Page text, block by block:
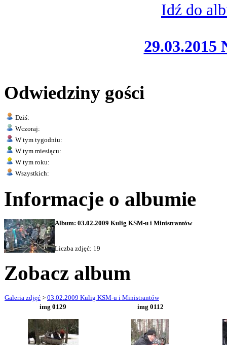
Idź do
29.03.2015
Odwiedziny gości
Dziś:
Wczoraj:
W tym tygodniu:
W tym miesiącu:
W tym roku:
Wszystkich:
Informacje o albumie
Album: 03.02.2009 Kulig KSM-u i Ministrantów
Liczba zdjęć: 19
Zobacz album
Galeria zdjęć > 03.02.2009 Kulig KSM-u i Ministrantów
img 0129
img 0112